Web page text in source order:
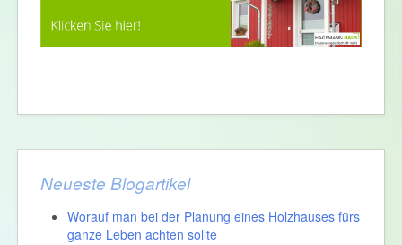
Neueste Blogartikel
Worauf man bei der Planung eines Holzhauses fürs
ganze Leben achten sollte